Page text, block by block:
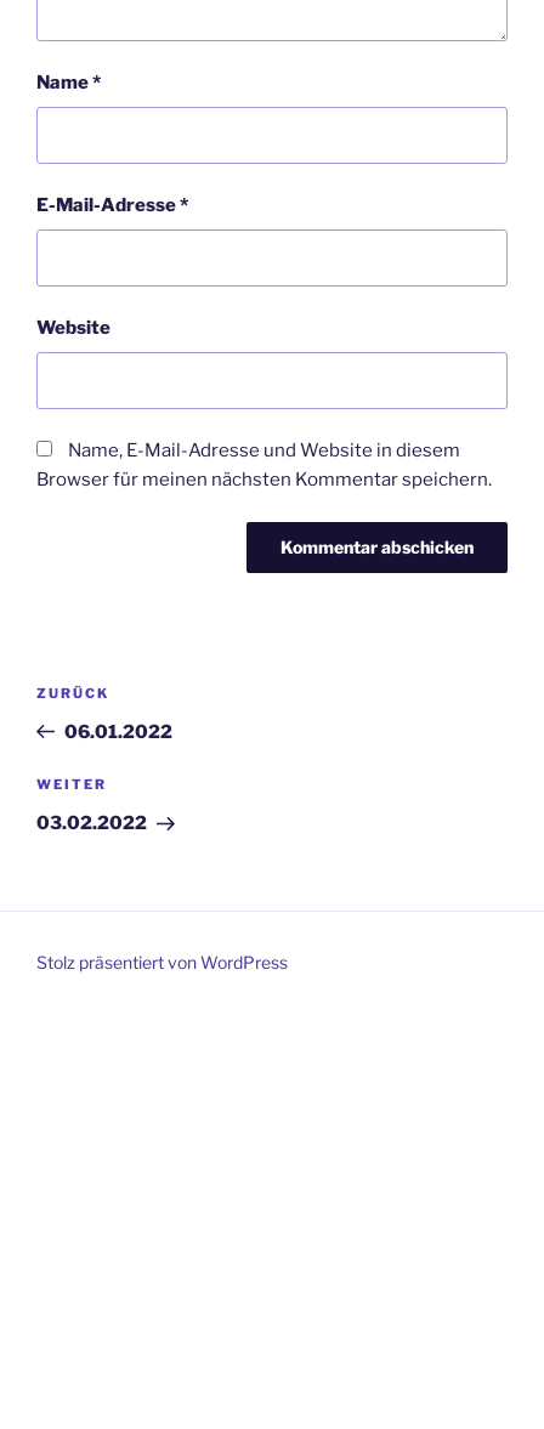
Name*
E-Mail-Adresse*
Website
Name, E-Mail-Adresse und Website in diesem
Browser für meinen nächsten Kommentar speichern.
Beitragsnavigation
Vorheriger
Beitrag
ZURÜCK
06.01.2022
Nächster
Beitrag
WEITER
03.02.2022
Stolz präsentiert von WordPress